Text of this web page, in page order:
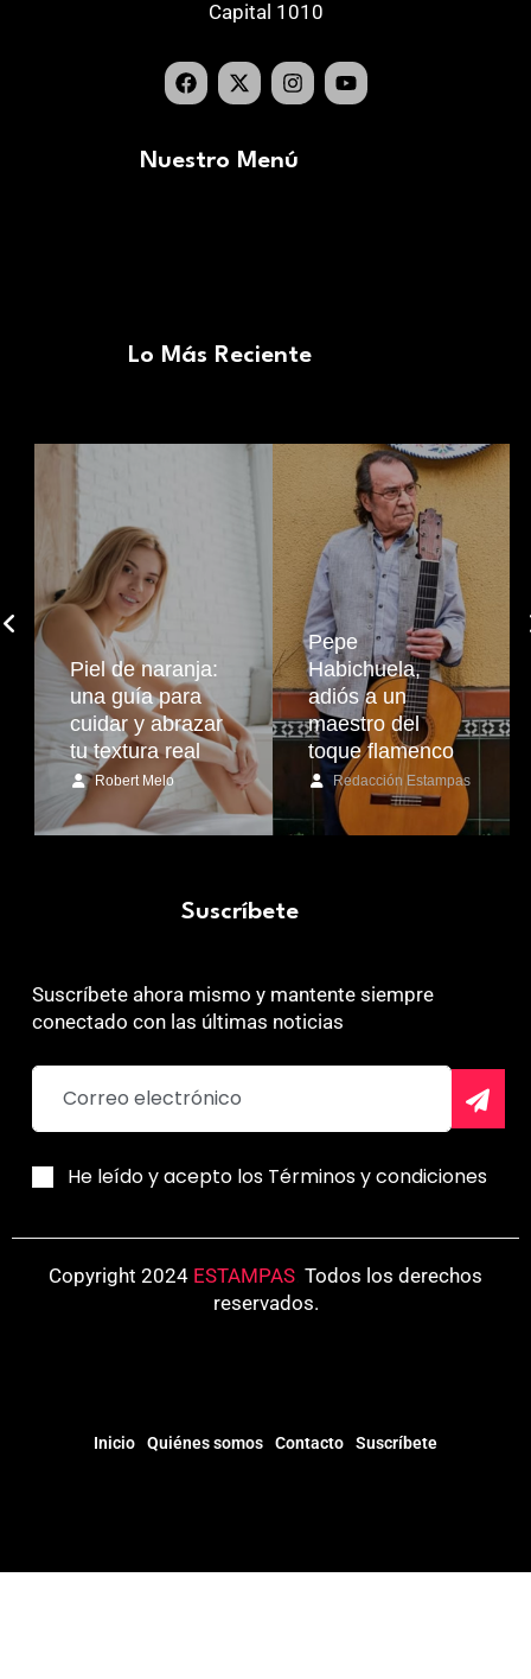
Capital 1010
Nuestro Menú
Lo Más Reciente
Piel de naranja:
una guía para
cuidar y abrazar
tu textura real
Robert Melo
Pepe
Habichuela,
adiós a un
maestro del
toque flamenco
Redacción Estampas
Suscríbete
Suscríbete ahora mismo y mantente siempre
conectado con las últimas noticias
He leído y acepto los Términos y condiciones
Copyright 2024 ESTAMPAS Todos los derechos
reservados.
Inicio Quiénes somos Contacto Suscríbete